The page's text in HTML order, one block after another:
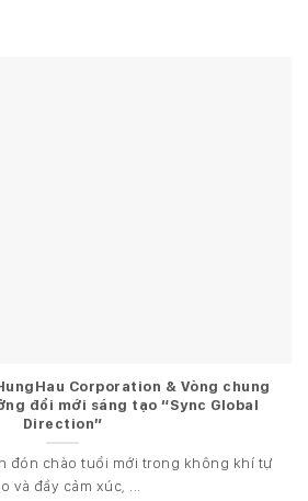
Corporation & Vòng chung
đổi mới sáng tạo “Sync Global
Direction”
đón chào tuổi mới trong không khí tự
và đầy cảm xúc, ...